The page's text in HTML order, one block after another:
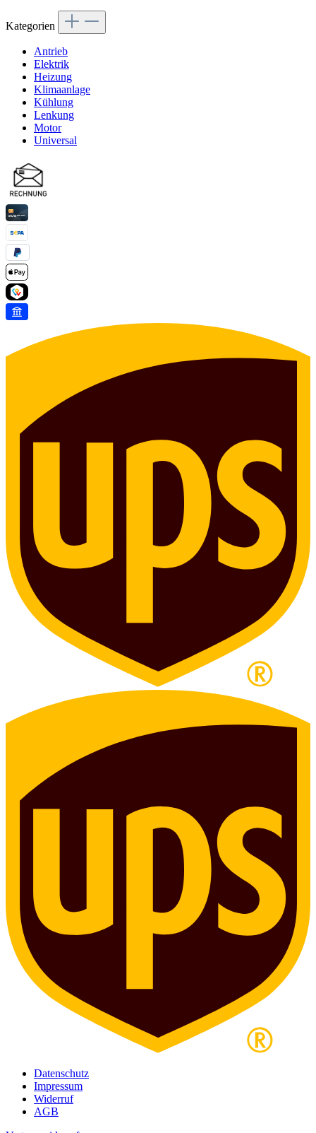
Kategorien
Antrieb
Elektrik
Heizung
Klimaanlage
Kühlung
Lenkung
Motor
Universal
Datenschutz
Impressum
Widerruf
AGB